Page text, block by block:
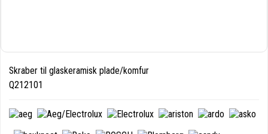
Skraber til glaskeramisk plade/komfur
Q212101